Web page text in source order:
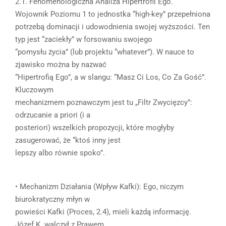
Wojownik Poziomu 1 to jednostka “high-key” przepełniona
potrzebą dominacji i udowodnienia swojej wyższości. Ten
typ jest “zaciekły” w forsowaniu swojego
“pomysłu życia” (lub projektu “whatever”). W nauce to
zjawisko można by nazwać
“Hipertrofią Ego”, a w slangu: “Masz Ci Los, Co Za Gość”.
Kluczowym
mechanizmem poznawczym jest tu „Filtr Zwycięzcy”:
odrzucanie a priori (i a
posteriori) wszelkich propozycji, które mogłyby
zasugerować, że “ktoś inny jest
lepszy albo równie spoko”.
• Mechanizm Działania (Wpływ Kafki): Ego, niczym
biurokratyczny młyn w
powieści Kafki (Proces, 2.4), mieli każdą informację.